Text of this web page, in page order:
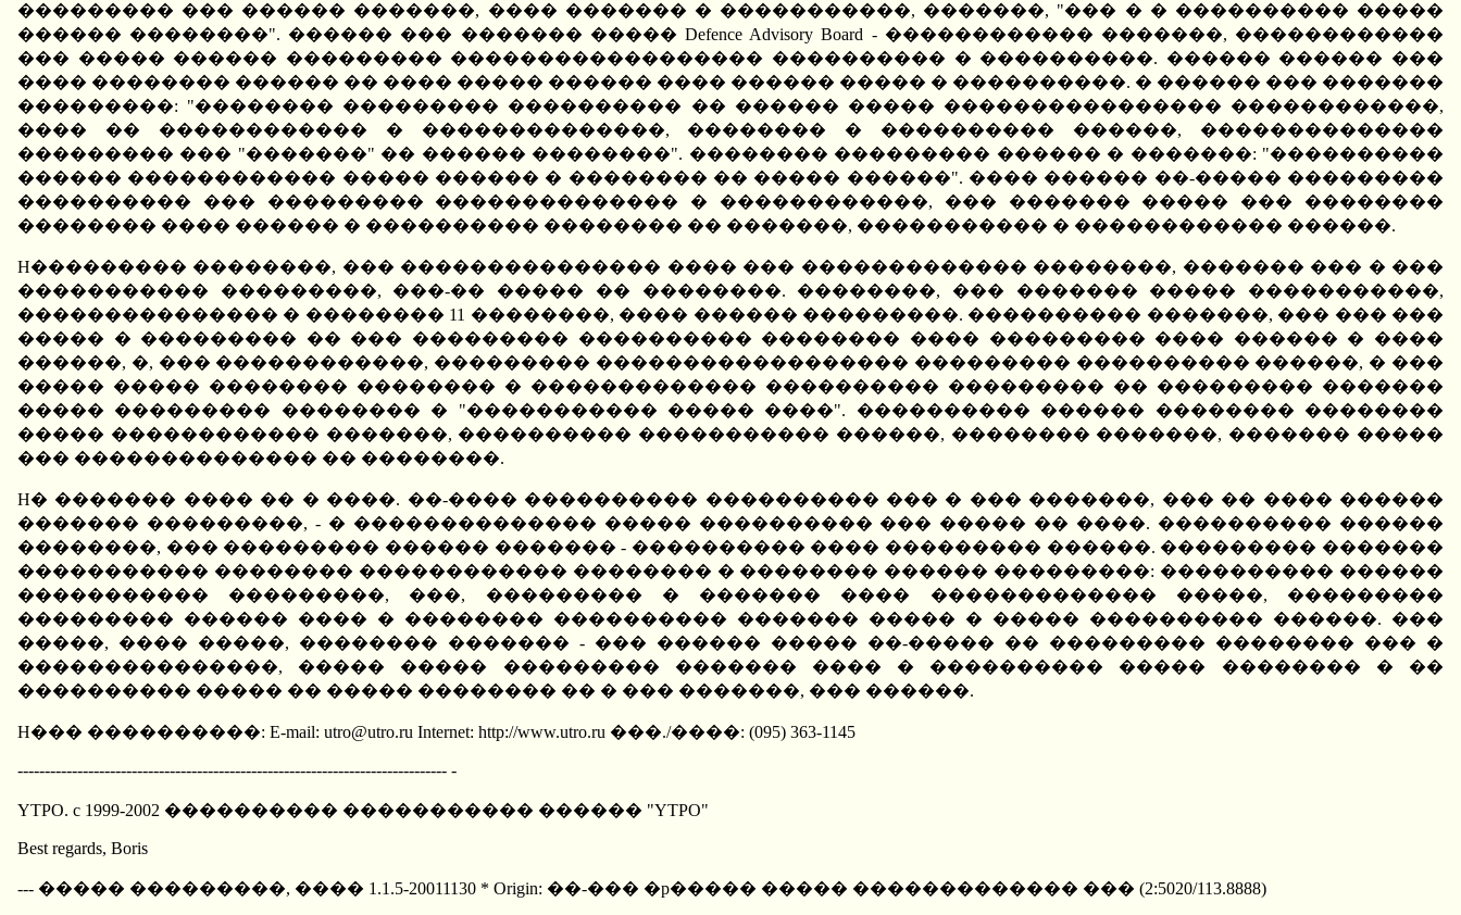
��������� ��� ������ �������, ���� ������� � �����������, �������, "��� � � ���������� �����
������ ��������". ������ ��� ������� ����� Defence Advisory Board - ������������ �������, ������������
��� ����� ������ ��������� ������������������ ���������� � ����������. ������ ������ ���
���� �������� ������ �� ���� ����� ������ ���� ������ ����� � ����������. � ������ ��� �������
���������: "�������� ��������� ���������� �� ������ ����� ���������������� ������������,
���� �� ������������ � ��������������, �������� � ���������� ������, ��������������
��������� ��� "�������" �� ������ ��������". �������� ��������� ������ � �������: "����������
������ ������������ ����� ������ � �������� �� ����� ������". ���� ������ ��-����� ���������
���������� ��� ��������� �������������� � ������������, ��� ������� ����� ��� ��������
�������� ���� ������ � ���������� �������� �� �������, ����������� � ������������ ������.
H��������� ��������, ��� ��������������� ���� ��� ������������� ��������, ������� ��� � ���
����������� ���������, ���-�� ����� �� ��������. ��������, ��� ������� ����� �����������,
��������������� � �������� 11 ��������, ���� ������ ���������. ���������� �������, ��� ��� ���
����� � ��������� �� ��� ��������� ���������� �������� ���� ��������� ���� ������ � ����
������, �, ��� ������������, ��������� ������������������ ��������� ���������� ������, � ���
����� ����� �������� �������� � ������������� ���������� ��������� �� ��������� �������
����� ��������� �������� � "����������� ����� ����". ���������� ������ �������� ��������
����� ������������ �������, ���������� ����������� ������, �������� �������, ������� �����
��� �������������� �� ��������.
H� ������� ���� �� � ����. ��-���� ���������� ���������� ��� � ��� �������, ��� �� ���� ������
������� ���������, - � �������������� ����� ���������� ��� ����� �� ����. ���������� ������
��������, ��� ��������� ������ ������� - ���������� ���� ��������� ������. ��������� �������
����������� �������� ������������ �������� � �������� ������ ���������: ���������� ������
����������� ���������, ���, ��������� � ������� ���� ������������� �����, ���������
��������� ������ ���� � �������� ���������� ������� ����� � ����� ���������� ������. ���
�����, ���� �����, �������� ������� - ��� ������ ����� ��-����� �� ��������� �������� ��� �
���������������, ����� ����� ��������� ������� ���� � ���������� ����� �������� � ��
���������� ����� �� ����� �������� �� � ��� �������, ��� ������.
H��� ����������: E-mail: utro@utro.ru Internet: http://www.utro.ru ���./����: (095) 363-1145
------------------------------------------------------------------------------- -
YTPO. c 1999-2002 ���������� ����������� ������ "YTPO"
Best regards, Boris
--- ����� ���������, ���� 1.1.5-20011130 * Origin: ��-��� �p����� ����� ������������� ��� (2:5020/113.8888)